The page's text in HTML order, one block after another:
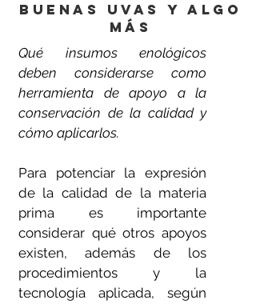
Buenas uvas y algo
mÁs
Qué insumos enológicos
deben considerarse como
herramienta de apoyo a la
conservación de la calidad y
cómo aplicarlos.
Para potenciar la expresión
de la calidad de la materia
prima es importante
considerar qué otros apoyos
existen, además de los
procedimientos y la
tecnología aplicada, según